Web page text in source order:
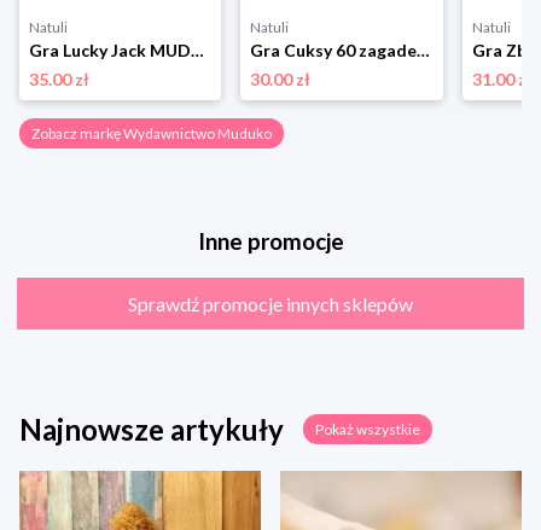
Natuli
Gra Lucky Jack MUDUKO Wydawnictwo muduko
35.00 zł
Natuli
Gra Cuksy 60 zagadek MUDUKO Wydawnictwo muduko
30.00 zł
Natuli
31.00 zł
Zobacz markę Wydawnictwo Muduko
Inne promocje
Sprawdź promocje innych sklepów
Najnowsze artykuły Pokaż wszystkie